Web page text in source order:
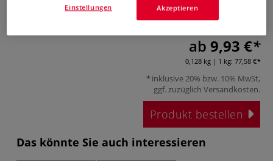
als Stückseife zu 128 g.
ab 9,93 €
0,128 kg | 1 kg: 77,58 €
inklusive 20% bzw. 10% MwSt,
ggf. zuzüglich Versandkosten.
Produkt bestellen
Das könnte Sie auch interessieren
Akzeptieren
Einstellungen